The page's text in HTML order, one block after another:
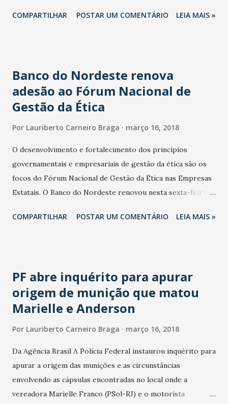
reciclocidades. As ações têm início neste domingo (18) com
também conta com oficina de garrafas pet e jogos de
tabuleiro. A apresentação do teatro de bonecos busca levar
a mensagem de sensibilização, levantando questões sobre o
interativa. Já na segunda-feira (22), das 9h às 12h, serão
realizadas 18 blitze educativas simultâneas nas sedes das
unidades de Negócio da Cagece, em shoppings e avenidas
próximas aos shoppings, na capital e interior. A ação conta
com distribuição de folders, sacolas veiculares, adesi...
COMPARTILHAR POSTAR UM COMENTÁRIO LEIA MAIS »
Banco do Nordeste renova
adesão ao Fórum Nacional de
Gestão da Ética
Por Lauriberto Carneiro Braga março 16, 2018
O desenvolvimento e fortalecimento dos princípios
governamentais e empresariais de gestão da ética são os
focos do Fórum Nacional de Gestão da Ética nas Empresas
Estatais. O Banco do Nordeste renovou nesta sexta-feira,
sede do BNB, em Fortaleza, a 114ª reunião contou com a
do próprio Banco do Nordeste. O Fórum Nacional de
Gestão da Ética é mensal e visa aprimorar o
relacionamento dos órgãos governamentais com públicos
ações de divulgação e de promoção de valores éticos. Essas
atividades incluem o Seminário de Gestão da Ética nas
Empresas Estatais, realizado anualmente, e também ações
de treinamento, compartilhamento de modelos e práticas
de gestão de ética, entre outras iniciativas.
COMPARTILHAR POSTAR UM COMENTÁRIO LEIA MAIS »
PF abre inquérito para apurar
origem de munição que matou
Marielle e Anderson
Por Lauriberto Carneiro Braga março 16, 2018
Da Agência Brasil A Polícia Federal instaurou inquérito para
apurar a origem das munições e as circunstâncias
envolvendo as cápsulas encontradas no local onde a
vereadora Marielle Franco (PSol-RJ) e o motorista